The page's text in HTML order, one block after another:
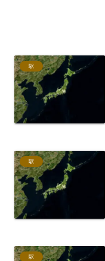
駅
駅
駅